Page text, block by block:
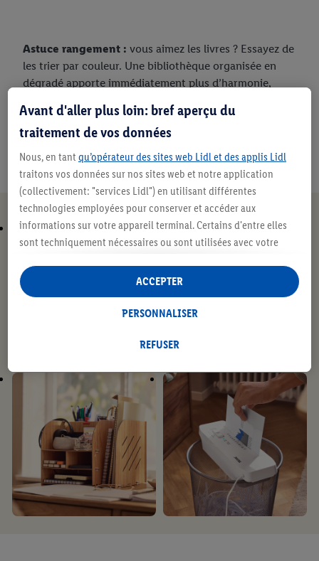
Astuce rangement : vous aimez les livres ? Essayez de
les trier par couleur. Une bibliothèque organisée en
dégradé apporte immédiatement plus d’harmonie,
Avant d'aller plus loin: bref aperçu du
traitement de vos données
Nous, en tant qu’opérateur des sites web Lidl et des applis Lidl
traitons vos données sur nos sites web et notre application
(collectivement: "services Lidl") en utilisant différentes
technologies employées pour conserver et accéder aux
informations sur votre appareil terminal. Certains d'entre elles
sont techniquement nécessaires ou sont utilisées avec votre
des statistiques ou pour des publicités personnalisées au sein
et en dehors des services Lidl. Si vous participez au programme
Lidl Plus, les données issues de votre comportement d’achat en
Sous « Personnaliser », vous pouvez autoriser des finalités
traitement des données.
En cliquant sur « Refuser », vous pouvez autoriser uniquement
l’utilisation des technologies nécessaires. En cliquant sur «
Accepter », vous autorisez tous les traitements pour toutes les
finalités susmentionnées. Vous trouverez de plus amples
informations sur la durée de conservation des données et votre
droit de révoquer votre consentement à tout moment avec effet
pour l’avenir dans notredéclaration relative à la protection des
données.Vous trouverez les impressions ici.
REFUSER
PERSONNALISER
ACCEPTER